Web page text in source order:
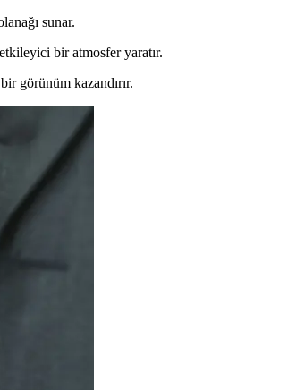
sunar.
bir atmosfer yaratır.
görünüm kazandırır.